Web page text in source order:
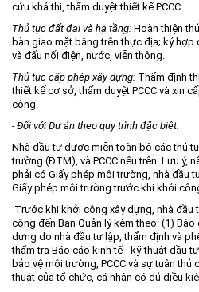
cứu khả thi, thẩm duyệt thiết kế PCCC.
Thủ tục đất đai và hạ tầng: Hoàn thiện
bàn giao mặt bằng trên thực địa; ký
và đấu nối điện, nước, viễn thông.
Thủ tục cấp phép xây dựng: Thẩm định
thiết kế cơ sở, thẩm duyệt PCCC và xin
công.
-Đối với Dự án theo quy trình đặc biệt:
Nhà đầu tư được miễn toàn bộ các thủ
trường (ĐTM), và PCCC nêu trên. Lưu ý,
phải có Giấy phép môi trường, nhà đầu
Giấy phép môi trường trước khi khởi
Trước khi khởi công xây dựng, nhà
công đến Ban Quản lý kèm theo: (1)
dựng do nhà đầu tư lập, thẩm định và
thẩm tra Báo cáo kinh tế - kỹ thuật đầu
bảo vệ môi trường, PCCC và sự tuân thủ
thuật của tổ chức, cá nhân có đủ điều